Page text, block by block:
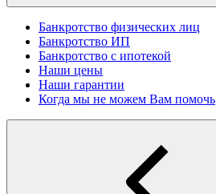
Банкротство физических лиц
Банкротство ИП
Банкротство с ипотекой
Наши цены
Наши гарантии
Когда мы не можем Вам помочь